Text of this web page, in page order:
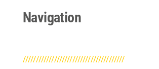
Navigation
///////////////////////////////////////